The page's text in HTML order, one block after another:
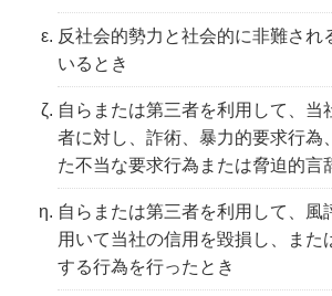
反社会的勢力と社会的に非難され
いるとき
自らまたは第三者を利用して、当
者に対し、詐術、暴力的要求行為
た不当な要求行為または脅迫的言
自らまたは第三者を利用して、風
用いて当社の信用を毀損し、また
する行為を行ったとき